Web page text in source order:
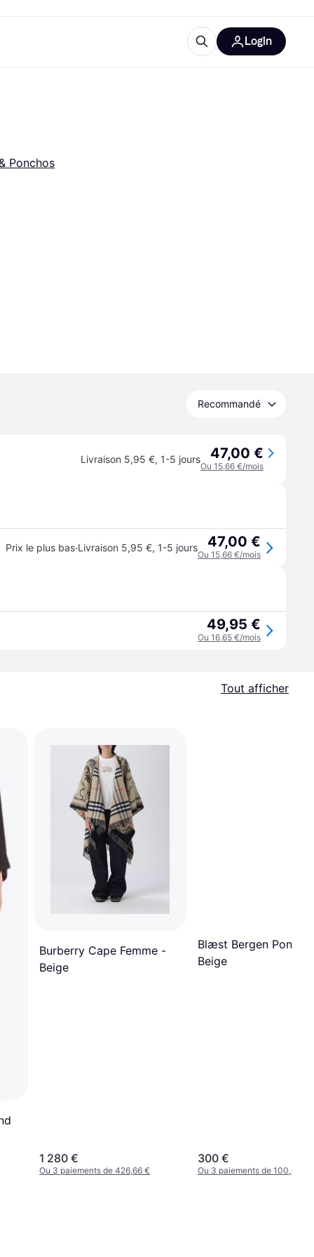
Login
Ponchos
Recommandé
Livraison 5,95 €, 1-5 jours 47,00 €
Ou 15,66 €/mois
Prix le plus bas·Livraison 5,95 €, 1-5 jours 47,00 €
Ou 15,66 €/mois
49,95 €
Ou 16,65 €/mois
Tout afficher
Burberry Cape Femme -
Beige
1 280 €
Ou 3 paiements de 426,66 €
Blæst Bergen
Beige
300 €
Ou 3 paiements de 100,00 €